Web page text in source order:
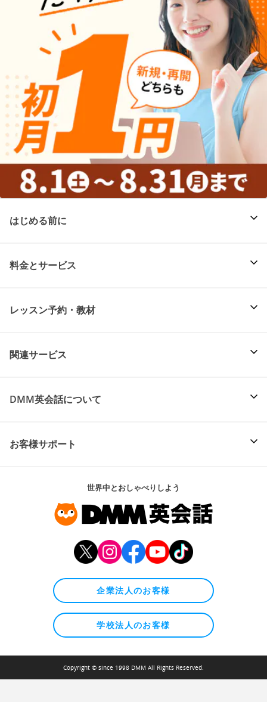
はじめる前に
料金とサービス
レッスン予約・教材
関連サービス
DMM英会話について
お客様サポート
世界中とおしゃべりしよう
企業法人のお客様
学校法人のお客様
Copyright © since 1998 DMM All Rights Reserved.